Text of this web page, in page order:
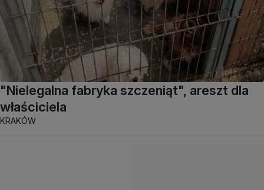
"Nielegalna fabryka szczeniąt", areszt dla
właściciela
KRAKÓW